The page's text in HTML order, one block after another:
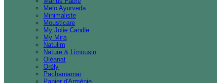
Melo Ayurveda
Minimaliste
Mousticare
My Jolie Candle
My Mira
Natulim
Nature & Limousin
Oléanat
Orély
Pachamamaï
Papier d'Arménie